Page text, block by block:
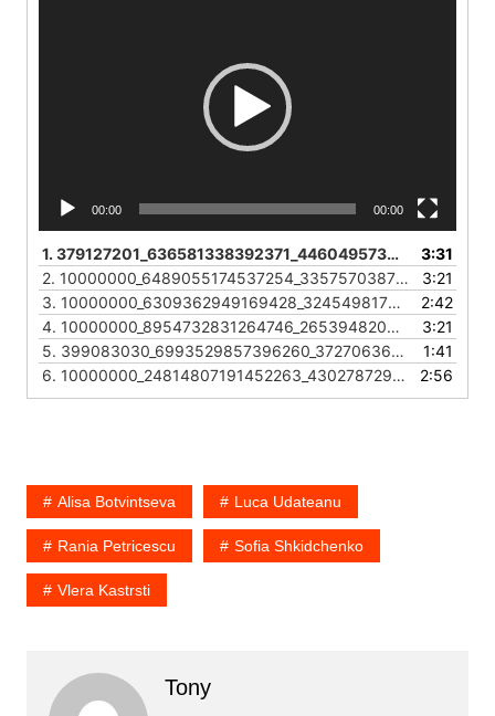
00:00 00:00
1. 379127201_636581338392371_4460495730667024741_n
3:31
2. 10000000_6489055174537254_3357570387201397594_n
3:21
3. 10000000_6309362949169428_3245498170031456737_n
2:42
4. 10000000_8954732831264746_265394820970859643_n
3:21
5. 399083030_6993529857396260_3727063644574330372_n
1:41
6. 10000000_24814807191452263_4302787294711034256_n 2:56
Alisa Botvintseva Luca Udateanu
Rania Petricescu Sofia Shkidchenko
Vlera Kastrsti
Tony